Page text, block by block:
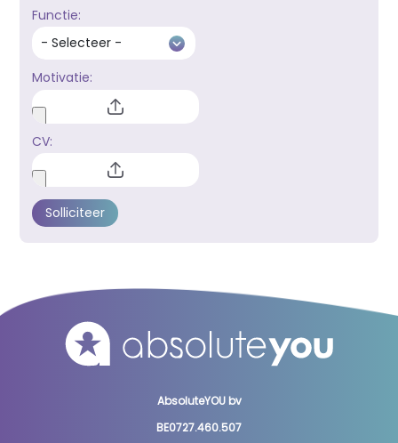
Functie:
Motivatie:
CV:
AbsoluteYOU bv
BE0727.460.507